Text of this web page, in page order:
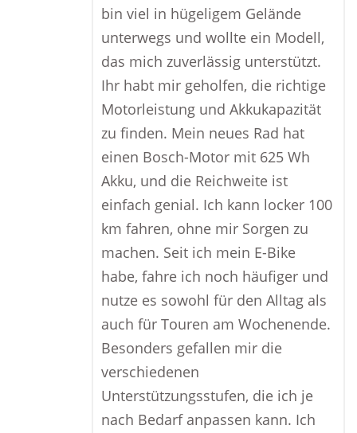
bin viel in hügeligem Gelände
unterwegs und wollte ein Modell,
das mich zuverlässig unterstützt.
Ihr habt mir geholfen, die richtige
Motorleistung und Akkukapazität
zu finden. Mein neues Rad hat
einen Bosch-Motor mit 625 Wh
Akku, und die Reichweite ist
einfach genial. Ich kann locker 100
km fahren, ohne mir Sorgen zu
machen. Seit ich mein E-Bike
habe, fahre ich noch häufiger und
nutze es sowohl für den Alltag als
auch für Touren am Wochenende.
Besonders gefallen mir die
verschiedenen
Unterstützungsstufen, die ich je
nach Bedarf anpassen kann. Ich